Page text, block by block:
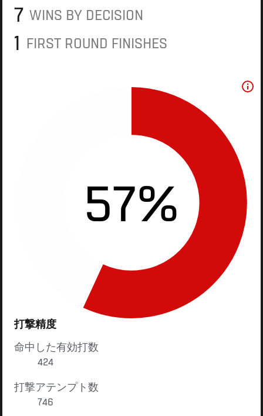
7 WINS BY DECISION
1 FIRST ROUND FINISHES
57%
打撃精度
命中した有効打数
424
打撃アテンプト数
746